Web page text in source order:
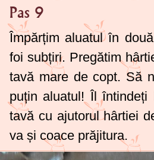
Pas 9
Împărțim aluatul în
foi subțiri. Pregătim
tavă mare de copt. Să
puțin aluatul! Îl
tavă cu ajutorul hârtiei
va și coace prăjitura.